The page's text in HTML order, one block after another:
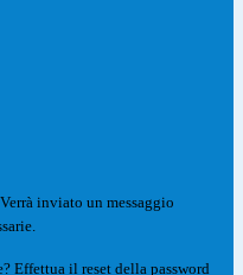
Verrà inviato un messaggio
Effettua il reset della password